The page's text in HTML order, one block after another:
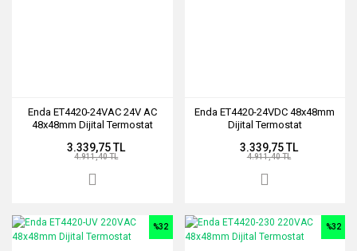
Enda ET4420-24VAC 24V AC
48x48mm Dijital Termostat
3.339,75 TL
4.911,40 TL
Enda ET4420-24VDC 48x48mm
Dijital Termostat
3.339,75 TL
4.911,40 TL
%32 %32